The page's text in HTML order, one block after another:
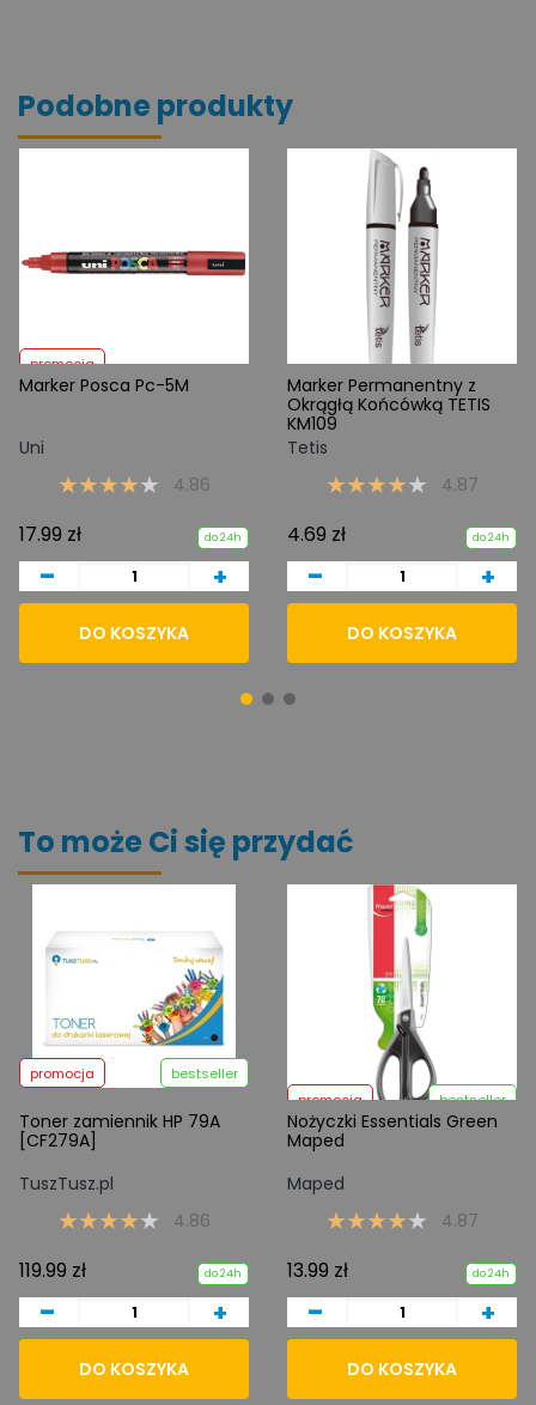
Podobne produkty
promocja
Marker Posca Pc-5M
Uni
4.86
17.99 zł do 24h
- +
DO KOSZYKA
Marker Permanentny z
Okrągłą Końcówką TETIS
KM109
Tetis
4.87
4.69 zł do 24h
- +
DO KOSZYKA
To może Ci się przydać
promocja bestseller
Toner zamiennik HP 79A
[CF279A]
TuszTusz.pl
4.86
119.99 zł do 24h
- +
DO KOSZYKA
promocja bestseller
Nożyczki Essentials Green
Maped
Maped
4.87
13.99 zł do 24h
- +
DO KOSZYKA